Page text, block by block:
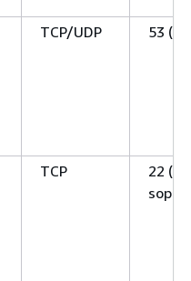
TCP/UDP 53
TCP
22